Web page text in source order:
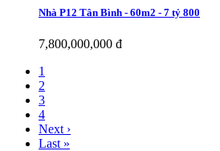
Nhà P12 Tân Bình - 60m2 - 7 tỷ 800
7,800,000,000 đ
1
2
3
4
Next ›
Last »